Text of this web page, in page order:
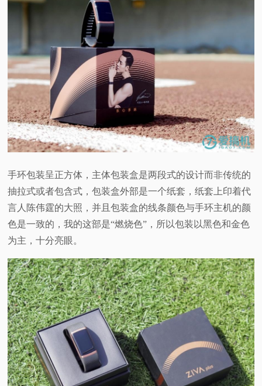
手环包装呈正方体，主体包装盒是两段式的设计而非传统的
抽拉式或者包含式，包装盒外部是一个纸套，纸套上印着代
言人陈伟霆的大照，并且包装盒的线条颜色与手环主机的颜
色是一致的，我的这部是“燃烧色”，所以包装以黑色和金色
为主，十分亮眼。